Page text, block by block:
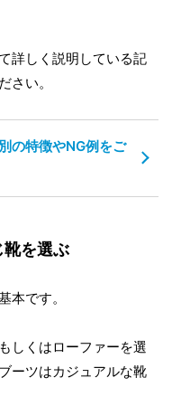
詳しく説明している記
さい。
の特徴やNG例をご
靴を選ぶ
本です。
しくはローファーを選
ーツはカジュアルな靴